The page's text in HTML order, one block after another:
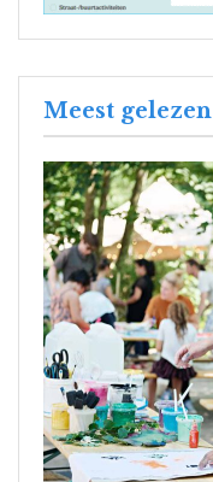
Meest gelezen